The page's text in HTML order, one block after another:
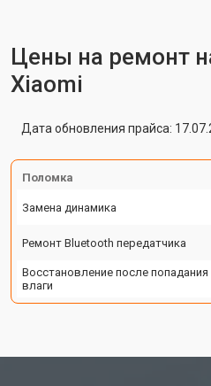
Цены на ремонт
Xiaomi
Дата обновления прайса:
Поломка
Замена динамика
Ремонт Bluetooth передатчика
Восстановление после попадания
влаги